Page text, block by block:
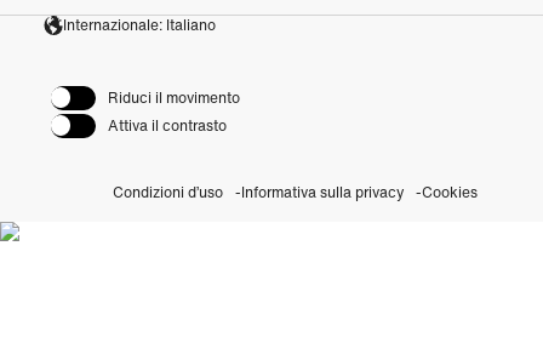
Internazionale: Italiano
Riduci il movimento
Attiva il contrasto
Condizioni d’uso Informativa sulla privacy Cookies